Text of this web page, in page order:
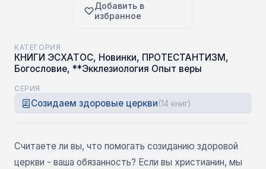
Добавить в
избранное
КАТЕГОРИЯ
КНИГИ ЭСХАТОС, Новинки, ПРОТЕСТАНТИЗМ ,
Богословие, **Экклезиология Опыт веры
СЕРИЯ
Созидаем здоровые церкви(14 книг)
Считаете ли вы, что помогать созиданию здоровой
церкви - ваша обязанность? Если вы христианин, мы